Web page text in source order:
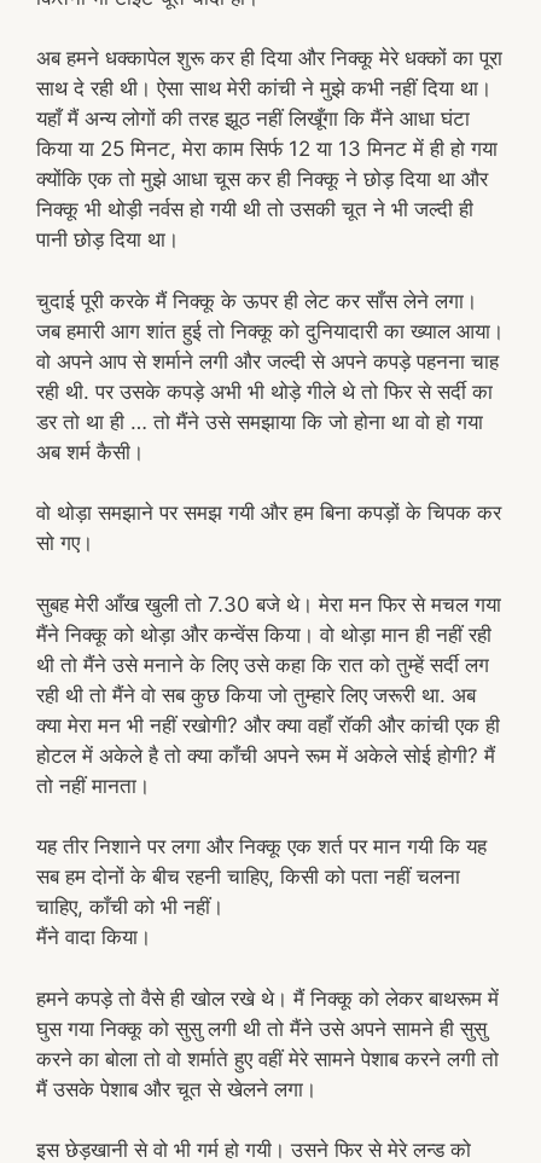
अब हमने धक्कापेल शुरू कर ही दिया और निक्कू मेरे धक्कों का पूरा
साथ दे रही थी। ऐसा साथ मेरी कांची ने मुझे कभी नहीं दिया था।
यहाँ मैं अन्य लोगों की तरह झूठ नहीं लिखूँगा कि मैंने आधा घंटा
किया या 25 मिनट, मेरा काम सिर्फ 12 या 13 मिनट में ही हो गया
क्योंकि एक तो मुझे आधा चूस कर ही निक्कू ने छोड़ दिया था और
निक्कू भी थोड़ी नर्वस हो गयी थी तो उसकी चूत ने भी जल्दी ही
पानी छोड़ दिया था।
चुदाई पूरी करके मैं निक्कू के ऊपर ही लेट कर साँस लेने लगा।
जब हमारी आग शांत हुई तो निक्कू को दुनियादारी का ख्याल आया।
वो अपने आप से शर्माने लगी और जल्दी से अपने कपड़े पहनना चाह
रही थी. पर उसके कपड़े अभी भी थोड़े गीले थे तो फिर से सर्दी का
डर तो था ही … तो मैंने उसे समझाया कि जो होना था वो हो गया
अब शर्म कैसी।
वो थोड़ा समझाने पर समझ गयी और हम बिना कपड़ों के चिपक कर
सो गए।
सुबह मेरी आँख खुली तो 7.30 बजे थे। मेरा मन फिर से मचल गया
मैंने निक्कू को थोड़ा और कन्वेंस किया। वो थोड़ा मान ही नहीं रही
थी तो मैंने उसे मनाने के लिए उसे कहा कि रात को तुम्हें सर्दी लग
रही थी तो मैंने वो सब कुछ किया जो तुम्हारे लिए जरूरी था. अब
क्या मेरा मन भी नहीं रखोगी? और क्या वहाँ रॉकी और कांची एक ही
होटल में अकेले है तो क्या काँची अपने रूम में अकेले सोई होगी? मैं
तो नहीं मानता।
यह तीर निशाने पर लगा और निक्कू एक शर्त पर मान गयी कि यह
सब हम दोनों के बीच रहनी चाहिए, किसी को पता नहीं चलना
चाहिए, काँची को भी नहीं।
मैंने वादा किया।
हमने कपड़े तो वैसे ही खोल रखे थे। मैं निक्कू को लेकर बाथरूम में
घुस गया निक्कू को सुसु लगी थी तो मैंने उसे अपने सामने ही सुसु
करने का बोला तो वो शर्माते हुए वहीं मेरे सामने पेशाब करने लगी तो
मैं उसके पेशाब और चूत से खेलने लगा।
इस छेड़खानी से वो भी गर्म हो गयी। उसने फिर से मेरे लन्ड को